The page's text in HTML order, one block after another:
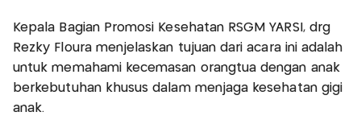
Kepala Bagian Promosi Kesehatan RSGM YARSI, drg
Rezky Floura menjelaskan tujuan dari acara ini adalah
untuk memahami kecemasan orangtua dengan anak
berkebutuhan khusus dalam menjaga kesehatan gigi
anak.